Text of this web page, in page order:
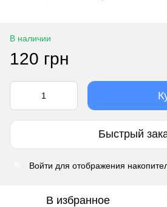
В наличии
120 грн
Быстрый
Войти для отображения
В избранное